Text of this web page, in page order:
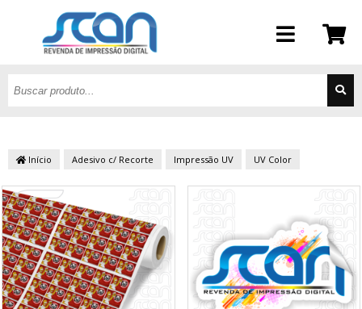
Início Adesivo c/ Recorte Impressão UV UV Color